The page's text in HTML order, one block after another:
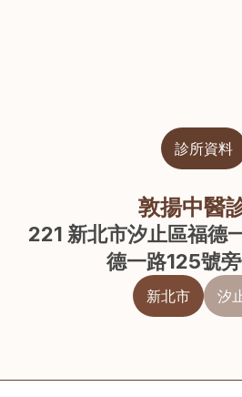
診所資料
敦揚中醫
221 新北市汐止區福德
德一路125號
新北市 汐